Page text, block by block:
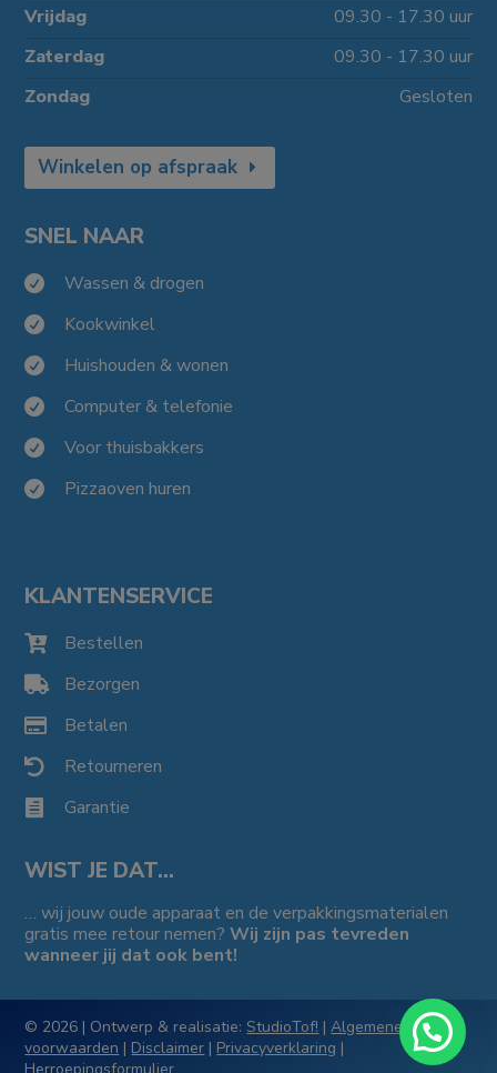
Vrijdag
09.30 - 17.30 uur
Zaterdag
09.30 - 17.30 uur
Zondag
Gesloten
Winkelen op afspraak
SNEL NAAR
 Wassen & drogen
 Kookwinkel
 Huishouden & wonen
 Computer & telefonie
 Voor thuisbakkers
 Pizzaoven huren
KLANTENSERVICE
 Bestellen
 Bezorgen
 Betalen
 Retourneren
 Garantie
WIST JE DAT…
… wij jouw oude apparaat en de verpakkingsmaterialen
gratis mee retour nemen?Wij zijn pas tevreden
wanneer jij dat ook bent!
© 2026 | Ontwerp & realisatie:StudioTof! |Algemene
voorwaarden | Disclaimer | Privacyverklaring |